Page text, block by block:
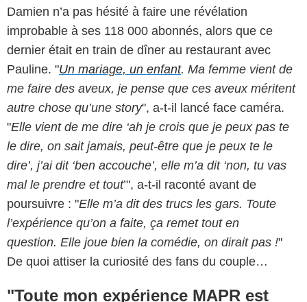
Damien n’a pas hésité à faire une révélation
improbable à ses 118 000 abonnés, alors que ce
dernier était en train de dîner au restaurant avec
Pauline. "Un mariage, un enfant. Ma femme vient de
me faire des aveux, je pense que ces aveux méritent
autre chose qu’une story", a-t-il lancé face caméra.
"Elle vient de me dire ‘ah je crois que je peux pas te
le dire, on sait jamais, peut-être que je peux te le
dire’, j’ai dit ‘ben accouche’, elle m’a dit ‘non, tu vas
mal le prendre et tout’", a-t-il raconté avant de
poursuivre : "Elle m’a dit des trucs les gars. Toute
l’expérience qu’on a faite, ça remet tout en
question. Elle joue bien la comédie, on dirait pas !"
De quoi attiser la curiosité des fans du couple…
"Toute mon expérience MAPR est